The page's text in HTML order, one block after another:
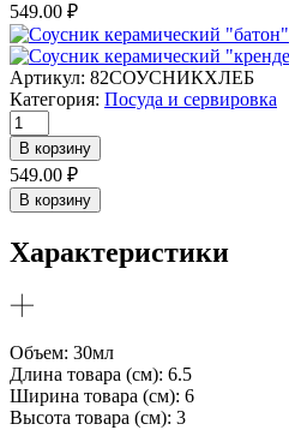
549.00 ₽
Артикул: 82СОУСНИКХЛЕБ
Категория: Посуда и сервировка
Количество
товара
Соусник
керамический
"батон"
В корзину
549.00 ₽
В корзину
Характеристики
Объем: 30мл
Длина товара (см): 6.5
Ширина товара (см): 6
Высота товара (см): 3